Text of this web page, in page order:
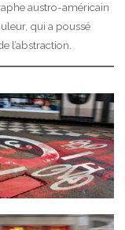
austro-américain
qui a poussé
l’abstraction.